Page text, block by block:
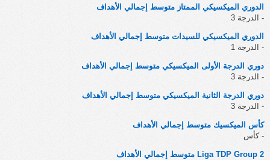
الدوري الميكسيكي الممتاز متوسط إجمالي الأهداف
- الدرجة 3
الدوري الميكسيكي للسيدات متوسط إجمالي الأهداف
- الدرجة 1
دوري الدرجة الأولى الميكسيكي متوسط إجمالي الأهداف
- الدرجة 3
دوري الدرجة الثانية الميكسيكي متوسط إجمالي الأهداف
- الدرجة 3
كأس الميكسيك متوسط إجمالي الأهداف
- كأس
Liga TDP Group 2 متوسط إجمالي الأهداف